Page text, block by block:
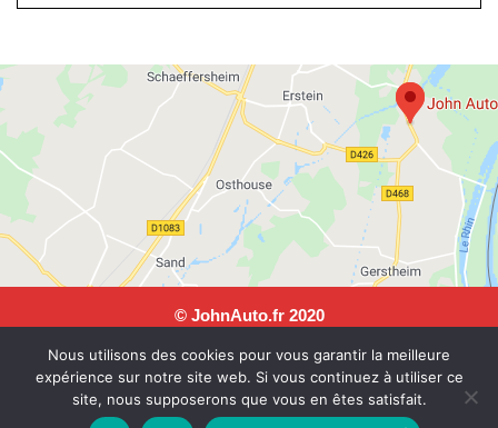
© JohnAuto.fr 2020
68 57 36
Horaires du lundi au vendredi : 8h/12h-14h/18h et samedi :
9h/12h
Nous utilisons des cookies pour vous garantir la meilleure
expérience sur notre site web. Si vous continuez à utiliser ce
site, nous supposerons que vous en êtes satisfait.